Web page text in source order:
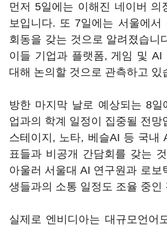
먼저 5일에는 이해진 네이버 의
보입니다. 또 7일에는 서울에서
회동을 갖는 것으로 알려졌습니
이들 기업과 플랫폼, 게임 및 AI
대해 논의할 것으로 관측하고 있
방한 마지막 날로 예상되는 8일
업과의 학계 일정이 집중될 전망
스테이지, 노타, 베슬AI 등 국내
표들과 비공개 간담회를 갖는
아울러 서울대 AI 연구원과 로보
생들과의 소통 일정도 조율 중인
실제로 엔비디아는 대규모언어